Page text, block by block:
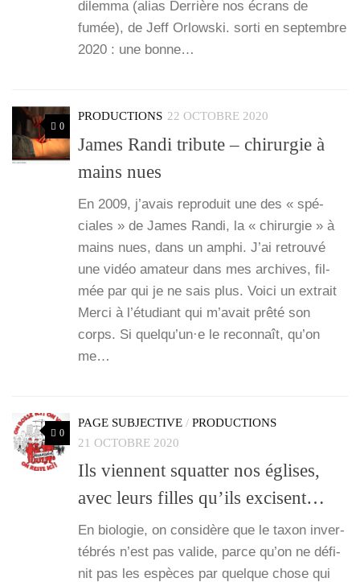
dilem­ma (alias Der­rière nos écrans de
fumée), de Jeff Orlows­ki. sor­ti en sep­tembre
2020 : une bonne…
0
PRODUCTIONS 22 OCTOBRE 2020
James Randi tribute – chirurgie à
mains nues
En 2009, j’a­vais repro­duit une des « spé­
ciales » de James Ran­di, la « chi­rur­gie » à
mains nues, dans un amphi. J’ai retrou­vé
une vidéo ama­teur dans mes archives, fil­
mée par qui je ne sais plus. Voi­ci un extrait
Mer­ci à l’é­tu­diant qui m’a­vait prê­té son
corps. Si quelqu’un·e le recon­naît, qu’on
me…
0
PAGE SUBJECTIVE / PRODUCTIONS
21 OCTOBRE 2020
Ils viennent squatter nos églises,
avec leurs filles qu’ils excisent…
En bio­lo­gie, on consi­dère que le taxon inver­
té­brés n’est pas valide, parce qu’on ne défi­
nit pas les espèces par quelque chose qui